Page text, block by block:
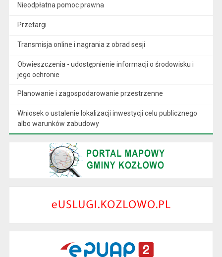
Nieodpłatna pomoc prawna
Przetargi
Transmisja online i nagrania z obrad sesji
Obwieszczenia - udostępnienie informacji o środowisku i
jego ochronie
Planowanie i zagospodarowanie przestrzenne
Wniosek o ustalenie lokalizacji inwestycji celu publicznego
albo warunków zabudowy